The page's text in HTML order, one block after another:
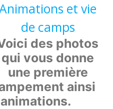
et vie
de camps
des photos
qui vous donne
une première
ainsi